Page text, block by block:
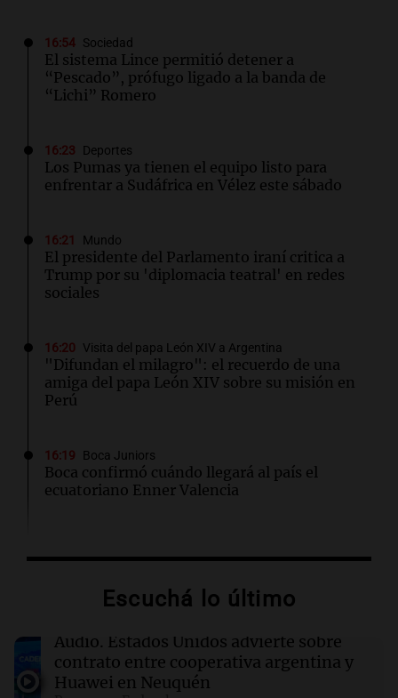
16:54 Sociedad
El sistema Lince permitió detener a
“Pescado”, prófugo ligado a la banda de
“Lichi” Romero
16:23 Deportes
Los Pumas ya tienen el equipo listo para
enfrentar a Sudáfrica en Vélez este sábado
16:21 Mundo
El presidente del Parlamento iraní critica a
Trump por su 'diplomacia teatral' en redes
sociales
16:20 Visita del papa León XIV a Argentina
"Difundan el milagro": el recuerdo de una
amiga del papa León XIV sobre su misión en
Perú
16:19 Boca Juniors
Boca confirmó cuándo llegará al país el
ecuatoriano Enner Valencia
Crisis sanitaria en Cisjordania: las políticas
Las primarias de Tennessee marcan el debut
de un controvertido mapa parlamentario que
Escuchá lo último
Audio. Estados Unidos advierte sobre
contrato entre cooperativa argentina y
Huawei en Neuquén